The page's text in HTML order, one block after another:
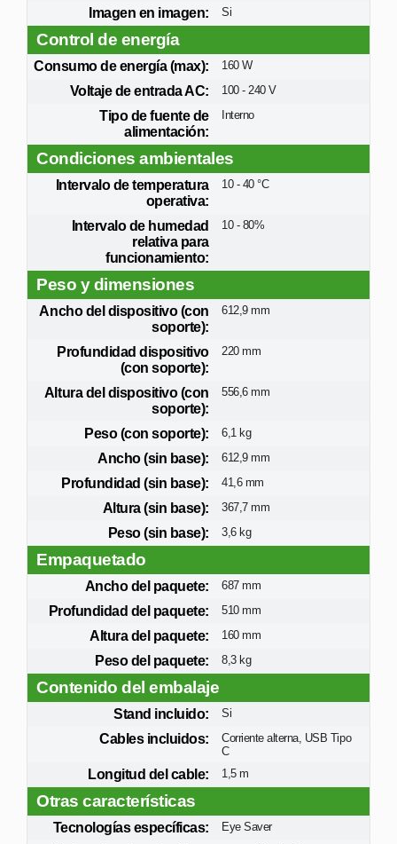
Imagen en imagen: Si
Control de energía
Consumo de energía (max): 160 W
Voltaje de entrada AC: 100 - 240 V
Tipo de fuente de
alimentación:
Interno
Condiciones ambientales
Intervalo de temperatura
operativa:
10 - 40 °C
Intervalo de humedad
relativa para
funcionamiento:
10 - 80%
Peso y dimensiones
Ancho del dispositivo (con
soporte):
612,9 mm
Profundidad dispositivo
(con soporte):
220 mm
Altura del dispositivo (con
soporte):
556,6 mm
Peso (con soporte): 6,1 kg
Ancho (sin base): 612,9 mm
Profundidad (sin base): 41,6 mm
Altura (sin base): 367,7 mm
Peso (sin base): 3,6 kg
Empaquetado
Ancho del paquete: 687 mm
Profundidad del paquete: 510 mm
Altura del paquete: 160 mm
Peso del paquete: 8,3 kg
Contenido del embalaje
Stand incluido: Si
Cables incluidos:
Corriente alterna, USB Tipo
C
Longitud del cable: 1,5 m
Otras características
Tecnologías específicas: Eye Saver